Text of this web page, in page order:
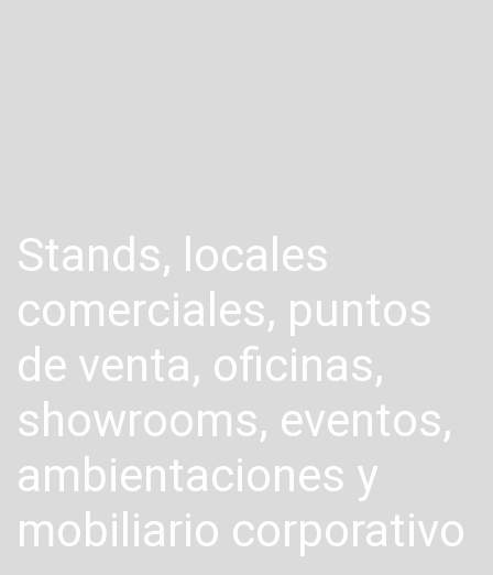
Stands, locales
comerciales, puntos
de venta, oficinas,
showrooms, eventos,
ambientaciones y
mobiliario corporativo